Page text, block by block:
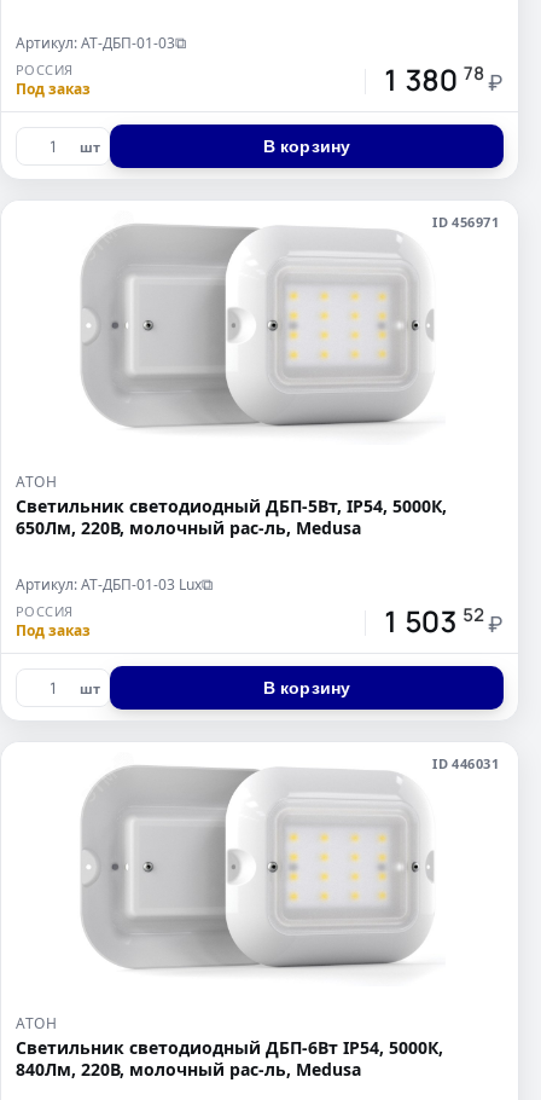
Артикул: АТ-ДБП-01-03⧉
РОССИЯ
Под заказ 1 380 78 ₽
шт В корзину
ID 456971
АТОН
Светильник светодиодный ДБП-5Вт, IP54, 5000К,
650Лм, 220В, молочный рас-ль, Medusa
Артикул: АТ-ДБП-01-03 Lux⧉
РОССИЯ
Под заказ 1 503 52 ₽
шт В корзину
ID 446031
АТОН
Светильник светодиодный ДБП-6Вт IP54, 5000К,
840Лм, 220В, молочный рас-ль, Medusa